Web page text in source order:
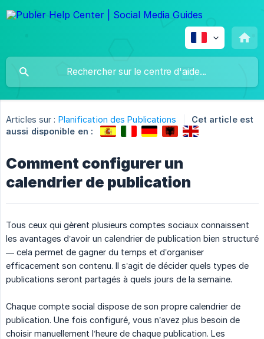
Articles sur : Planification des Publications
Cet article est
aussi disponible en :
Comment configurer un
calendrier de publication
Tous ceux qui gèrent plusieurs comptes sociaux connaissent
les avantages d’avoir un calendrier de publication bien structuré
— cela permet de gagner du temps et d’organiser
efficacement son contenu. Il s’agit de décider quels types de
publications seront partagés à quels jours de la semaine.
Chaque compte social dispose de son propre calendrier de
publication. Une fois configuré, vous n’avez plus besoin de
choisir manuellement l’heure de chaque publication. Les